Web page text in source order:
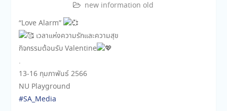
new information old
“Love Alarm”
เวลาแห่งความรักและความสุข
กิจกรรมต้อนรับ Valentine
.
13-16 กุมภาพันธ์ 2566
NU Playground
#SA_Media